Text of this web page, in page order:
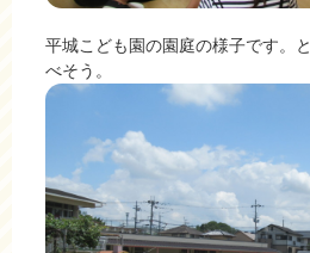
平城こども園の園庭の様子です。
べそう。